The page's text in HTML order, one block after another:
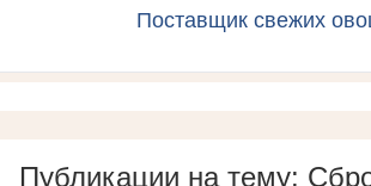
Поставщик свежих
Публикации на тему: